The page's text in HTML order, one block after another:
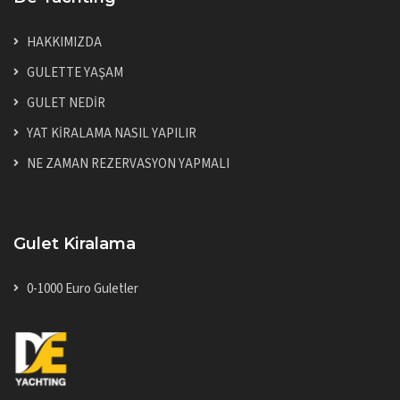
HAKKIMIZDA
GULETTE YAŞAM
GULET NEDİR
YAT KİRALAMA NASIL YAPILIR
NE ZAMAN REZERVASYON YAPMALI
Gulet Kiralama
0-1000 Euro Guletler